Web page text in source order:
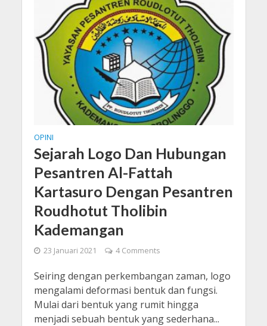
OPINI
Sejarah Logo Dan Hubungan
Pesantren Al-Fattah
Kartasuro Dengan Pesantren
Roudhotut Tholibin
Kademangan
23 Januari 2021 4 Comments
Seiring dengan perkembangan zaman, logo
mengalami deformasi bentuk dan fungsi.
Mulai dari bentuk yang rumit hingga
menjadi sebuah bentuk yang sederhana...